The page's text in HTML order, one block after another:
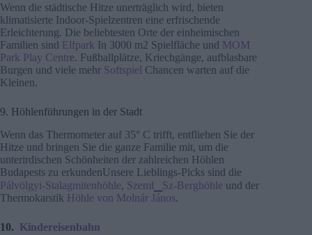
Wenn die städtische Hitze unerträglich wird, bieten
klimatisierte Indoor-Spielzentren eine erfrischende
Erleichterung. Die beliebtesten Orte der einheimischen
Familien sind Elfpark In 3000 m2 Spielfläche und MOM
Park Play Centre. Fußballplätze, Kriechgänge, aufblasbare
Burgen und viele mehr Softspiel Chancen warten auf die
Kleinen.
9. Höhlenführungen in der Stadt
Wenn das Thermometer auf 35° C trifft, entfliehen Sie der
Hitze und bringen Sie die ganze Familie mit, um die
unterirdischen Schönheiten der zahlreichen Höhlen
Budapests zu erkundenUnsere Lieblings-Picks sind die
Pálvölgyi-Stalagmitenhöhle, Szeml▁Sz-Berghöhle und der
Thermokarstik Höhle von Molnár János.
10. Kindereisenbahn